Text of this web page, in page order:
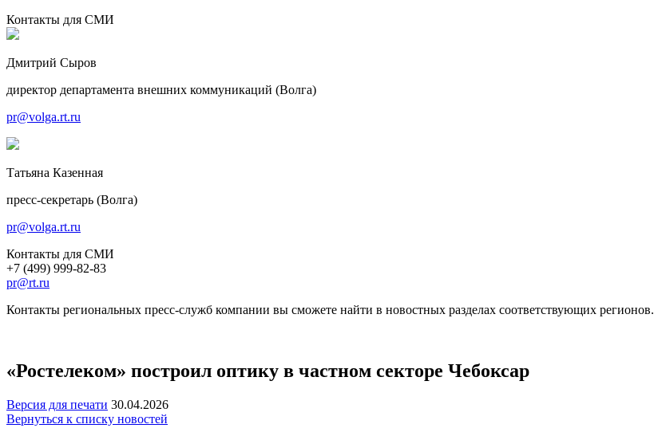
Контакты для СМИ
Дмитрий Сыров
директор департамента внешних коммуникаций (Волга)
pr@volga.rt.ru
Татьяна Казенная
пресс-секретарь (Волга)
pr@volga.rt.ru
Контакты для СМИ
+7 (499) 999-82-83
pr@rt.ru
Контакты региональных пресс-служб компании вы сможете найти в новостных разделах соответствующих регионов.
«Ростелеком» построил оптику в частном секторе Чебоксар
Версия для печати 30.04.2026
Вернуться к списку новостей